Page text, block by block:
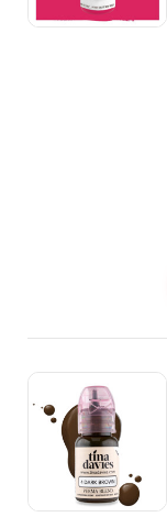
Количество